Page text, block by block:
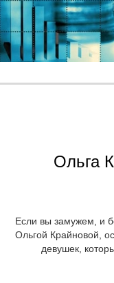
Ольга
Если вы замужем, и
Ольгой Крайновой,
девушек,